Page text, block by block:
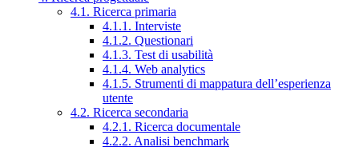
4.1. Ricerca primaria
4.1.1. Interviste
4.1.2. Questionari
4.1.3. Test di usabilità
4.1.4. Web analytics
4.1.5. Strumenti di mappatura dell’esperienza
utente
4.2. Ricerca secondaria
4.2.1. Ricerca documentale
4.2.2. Analisi benchmark